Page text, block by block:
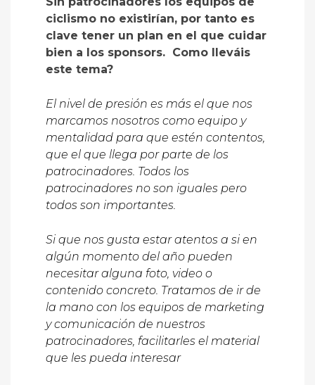
ciclismo no existirían, por tanto es
clave tener un plan en el que cuidar
bien a los sponsors. Como lleváis
este tema?
El nivel de presión es más el que nos
marcamos nosotros como equipo y
mentalidad para que estén contentos,
que el que llega por parte de los
patrocinadores. Todos los
patrocinadores no son iguales pero
todos son importantes.
Si que nos gusta estar atentos a si en
algún momento del año pueden
necesitar alguna foto, video o
contenido concreto. Tratamos de ir de
la mano con los equipos de marketing
y comunicación de nuestros
patrocinadores, facilitarles el material
que les pueda interesar